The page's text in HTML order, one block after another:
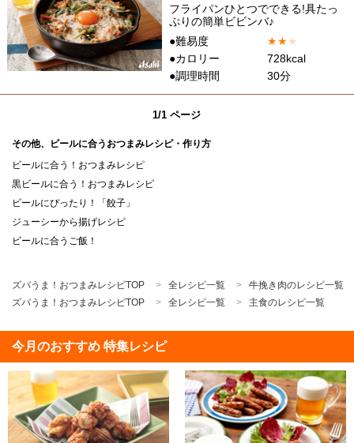
フライパンひとつでできる!具たっ
ぷりの簡単ビビンバ♪
●難易度
★★★
●カロリー
728kcal
●調理時間
30分
1/1 ページ
その他、ビールに合うおつまみレシピ・作り方
ビールに合う！おつまみレシピ
黒ビールに合う！おつまみレシピ
ビールにぴったり！「餃子」
ジューシーから揚げレシピ
ビールに合うご飯！
ズバうま！おつまみレシピTOP 全レシピ一覧
牛挽き肉のレシピ一覧
ズバうま！おつまみレシピTOP
全レシピ一覧 主食のレシピ一覧
今月のおすすめ 特集レシピ